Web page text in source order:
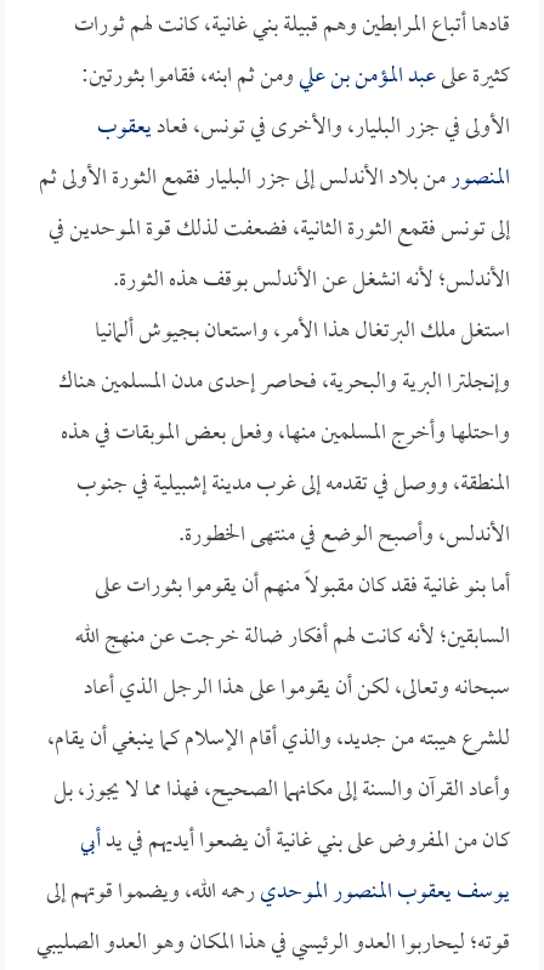
قادها أتباع المرابطين وهم قبيلة بني غانية، كانت لهم ثورات
كثيرة علىعبد المؤمن بن عليومن ثم ابنه، فقاموا بثورتين:
الأولى في جزر البليار، والأخرى في تونس، فعاديعقوب
المنصورمن بلاد الأندلس إلى جزر البليار فقمع الثورة الأولى ثم
إلى تونس فقمع الثورة الثانية، فضعفت لذلك قوة الموحدين في
الأندلس؛ لأنه انشغل عن الأندلس بوقف هذه الثورة.
استغل ملك البرتغال هذا الأمر، واستعان بجيوش ألمانيا
وإنجلترا البرية والبحرية، فحاصر إحدى مدن المسلمين هناك
واحتلها وأخرج المسلمين منها، وفعل بعض الموبقات في هذه
المنطقة، ووصل في تقدمه إلى غرب مدينة إشبيلية في جنوب
الأندلس، وأصبح الوضع في منتهى الخطورة.
أما بنو غانية فقد كان مقبولاً منهم أن يقوموا بثورات على
السابقين؛ لأنه كانت لهم أفكار ضالة خرجت عن منهج الله
سبحانه وتعالى، لكن أن يقوموا على هذا الرجل الذي أعاد
للشرع هيبته من جديد، والذي أقام الإسلام كما ينبغي أن يقام،
وأعاد القرآن والسنة إلى مكانهما الصحيح، فهذا مما لا يجوز، بل
كان من المفروض على بني غانية أن يضعوا أيديهم في يدأبي
يوسف يعقوب المنصور الموحديرحمه الله، ويضموا قوتهم إلى
قوته؛ ليحاربوا العدو الرئيسي في هذا المكان وهو العدو الصليبي